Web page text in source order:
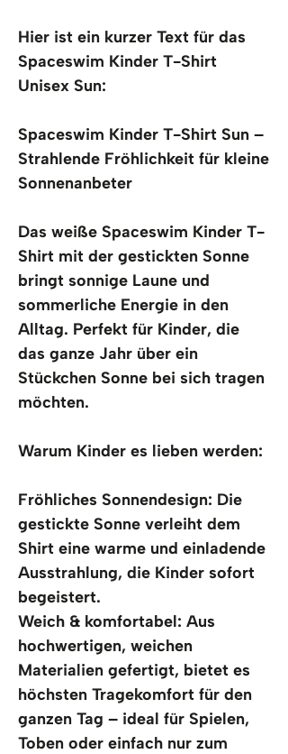
Hier ist ein kurzer Text für das
Spaceswim Kinder T-Shirt
Unisex Sun:
Spaceswim Kinder T-Shirt Sun –
Strahlende Fröhlichkeit für kleine
Sonnenanbeter
Das weiße Spaceswim Kinder T-
Shirt mit der gestickten Sonne
bringt sonnige Laune und
sommerliche Energie in den
Alltag. Perfekt für Kinder, die
das ganze Jahr über ein
Stückchen Sonne bei sich tragen
möchten.
Warum Kinder es lieben werden:
Fröhliches Sonnendesign: Die
gestickte Sonne verleiht dem
Shirt eine warme und einladende
Ausstrahlung, die Kinder sofort
begeistert.
Weich & komfortabel: Aus
hochwertigen, weichen
Materialien gefertigt, bietet es
höchsten Tragekomfort für den
ganzen Tag – ideal für Spielen,
Toben oder einfach nur zum